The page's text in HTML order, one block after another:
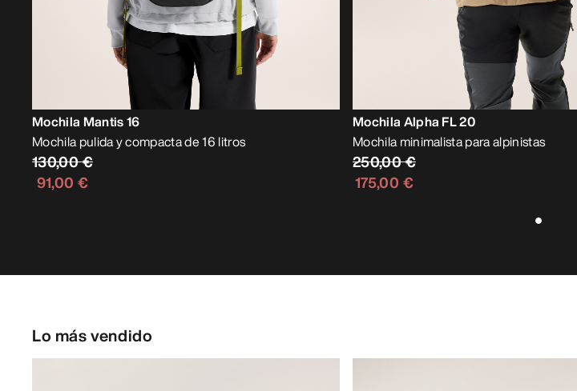
Mochila Mantis 16
Mochila pulida y compacta de 16 litros
130,00 €
91,00 €
Mochila Alpha FL 20
Mochila minimalista para alpinistas
250,00 €
175,00 €
Lo más vendido